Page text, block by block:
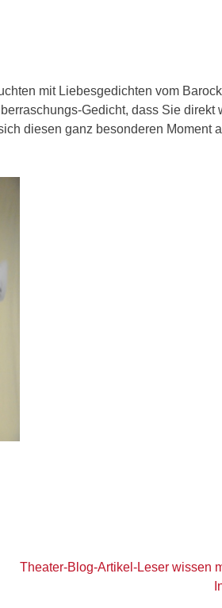
mit Liebesgedichten vom
Gedicht, dass Sie direkt
diesen ganz besonderen Moment
Theater-Blog-Artikel-Leser wissen